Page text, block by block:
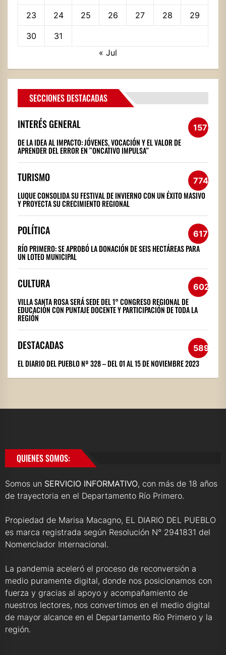
23 24 25 26 27 28 29
30
31
« Jul
SECCIONES DESTACADAS
INTERÉS GENERAL 1572
DE LA IDEA AL IMPACTO: JÓVENES, VOCACIÓN Y EL VALOR DE
APRENDER DEL ERROR EN “ONCATIVO IMPULSA”
TURISMO 774
LUQUE CONSOLIDA SU FESTIVAL DE INVIERNO CON UN ÉXITO MASIVO
Y PROYECTA SU CRECIMIENTO REGIONAL
POLÍTICA 617
RÍO PRIMERO: SE APROBÓ LA DONACIÓN DE SEIS HECTÁREAS PARA
UN LOTEO MUNICIPAL
CULTURA 602
VILLA SANTA ROSA SERÁ SEDE DEL 1° CONGRESO REGIONAL DE
EDUCACIÓN CON PUNTAJE DOCENTE Y PARTICIPACIÓN DE TODA LA
REGIÓN
DESTACADAS 589
EL DIARIO DEL PUEBLO Nº 328 – DEL 01 AL 15 DE NOVIEMBRE 2023
QUIENES SOMOS:
Somos un SERVICIO INFORMATIVO, con más de 18 años
de trayectoria en el Departamento Río Primero.
Propiedad de Marisa Macagno, EL DIARIO DEL PUEBLO
es marca registrada según Resolución N° 2941831 del
Nomenclador Internacional.
La pandemia aceleró el proceso de reconversión a
medio puramente digital, donde nos posicionamos con
fuerza y gracias al apoyo y acompañamiento de
nuestros lectores, nos convertimos en el medio digital
de mayor alcance en el Departamento Río Primero y la
región.